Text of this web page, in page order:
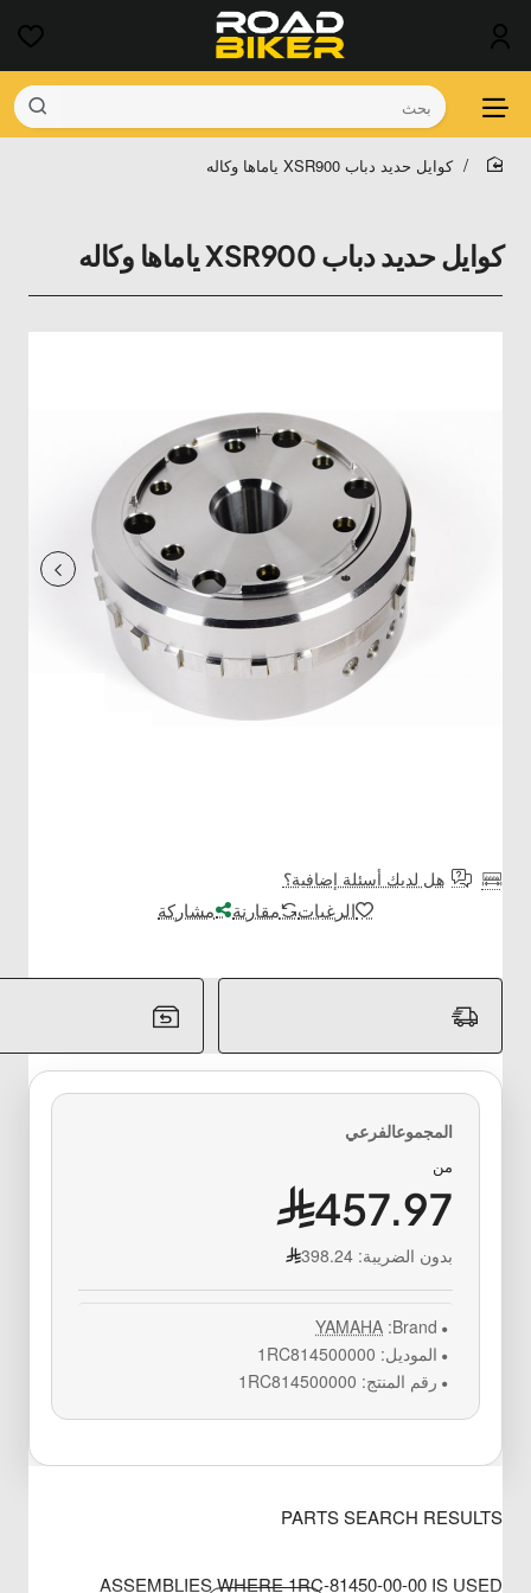
بحث
كوايل حديد دباب XSR900 ياماها وكاله
كوايل حديد دباب XSR900 ياماها وكاله
هل لديك أسئلة إضافية؟
الرغبات مقارنة مشاركة
من
457.97
بدون الضريبة: 398.24
Brand:
YAMAHA
الموديل: 1RC814500000
رقم المنتج: 1RC814500000
PARTS SEARCH RESULTS
ASSEMBLIES WHERE 1RC-81450-00-00 IS USED